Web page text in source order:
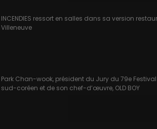
INCENDIES ressort en salles dans sa version
Villeneuve
Park Chan-wook, président du Jury du 79e
sud-coréen et de son chef-d’œuvre, OLD BOY